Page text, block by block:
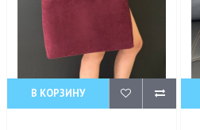
В КОРЗИНУ